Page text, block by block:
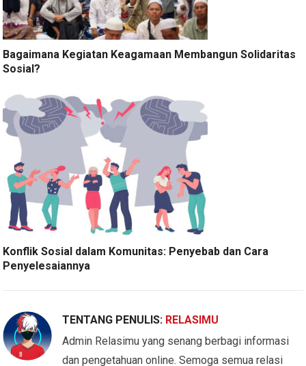
Bagaimana Kegiatan Keagamaan Membangun Solidaritas
Sosial?
Konflik Sosial dalam Komunitas: Penyebab dan Cara
Penyelesaiannya
TENTANG PENULIS: RELASIMU
Admin Relasimu yang senang berbagi informasi
dan pengetahuan online. Semoga semua relasi